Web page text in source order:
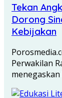
Tekan
Dorong
Kebijakan
Perwakilan